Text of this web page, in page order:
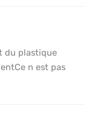
du plastique
n est pas